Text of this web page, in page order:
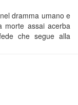
dramma umano e
morte assai acerba
che segue alla